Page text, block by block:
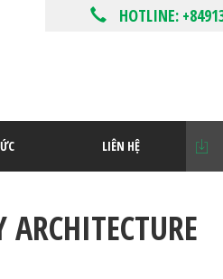
HOTLINE:
LIÊN HỆ
ARCHITECTURE